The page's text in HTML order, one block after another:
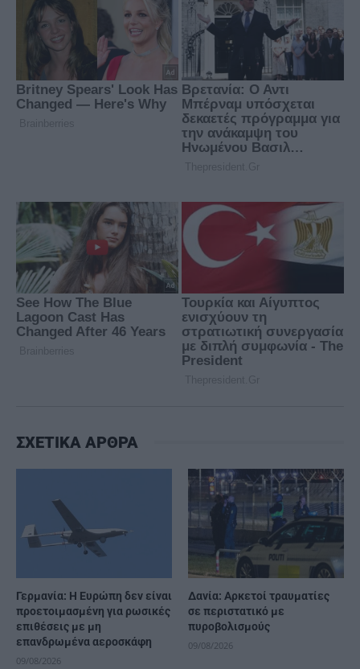
ΣΧΕΤΙΚΑ ΑΡΘΡΑ
Γερμανία: Η Ευρώπη δεν είναι
προετοιμασμένη για ρωσικές
επιθέσεις με μη
επανδρωμένα αεροσκάφη
09/08/2026
Δανία: Αρκετοί τραυματίες
σε περιστατικό με
πυροβολισμούς
09/08/2026